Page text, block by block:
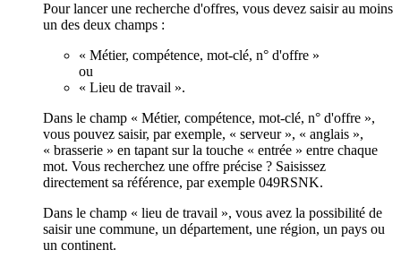
Pour lancer une recherche d'offres, vous devez saisir au moins
un des deux champs :
« Métier, compétence, mot-clé, n° d'offre »
ou
« Lieu de travail ».
Dans le champ « Métier, compétence, mot-clé, n° d'offre »,
vous pouvez saisir, par exemple, « serveur », « anglais »,
« brasserie » en tapant sur la touche « entrée » entre chaque
mot. Vous recherchez une offre précise ? Saisissez
directement sa référence, par exemple 049RSNK.
Dans le champ « lieu de travail », vous avez la possibilité de
saisir une commune, un département, une région, un pays ou
un continent.